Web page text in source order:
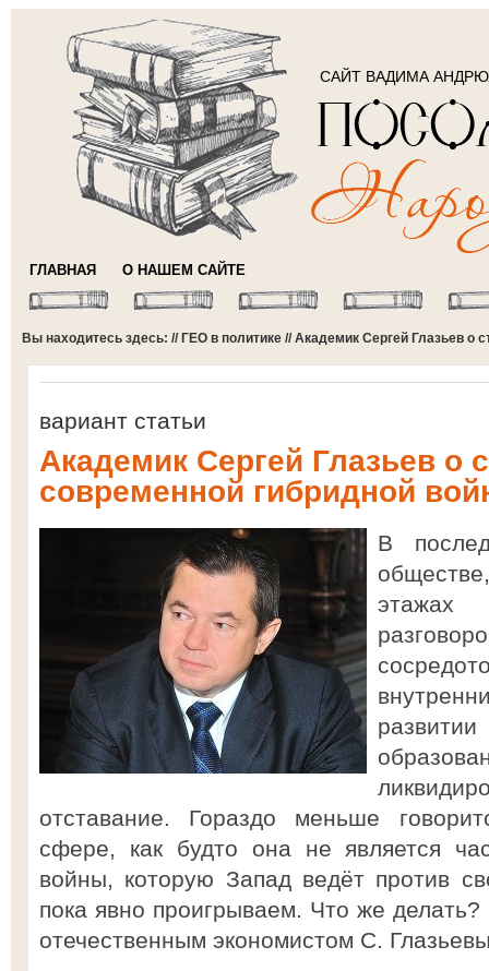
САЙТ ВАДИМА
ГЛАВНАЯ О НАШЕМ САЙТЕ
Вы находитесь здесь: // ГЕО в политике // Академик Сергей Глазьев о
вариант статьи
Академик Сергей Глазьев о
современной гибридной
В
отставание. Гораздо меньше
сфере, как будто она не является
войны, которую Запад ведёт против
пока явно проигрываем. Что же
отечественным экономистом С.